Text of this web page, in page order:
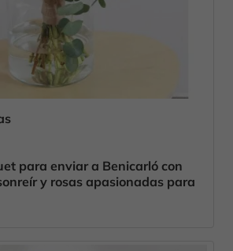
para enviar a Benicarló con
y rosas apasionadas para